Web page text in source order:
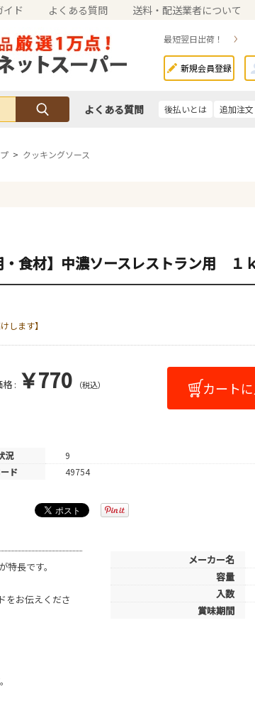
イド よくある質問 送料・配送業者について
最短翌日出荷！
新規会員登録
よくある質問 後払いとは 追加注
> クッキングソース
・食材】中濃ソースレストラン用 １
します】
: ￥770 （税込）
況
9
ド
49754
長です。
お伝えくださ
メーカー名
容量
入数
賞味期間